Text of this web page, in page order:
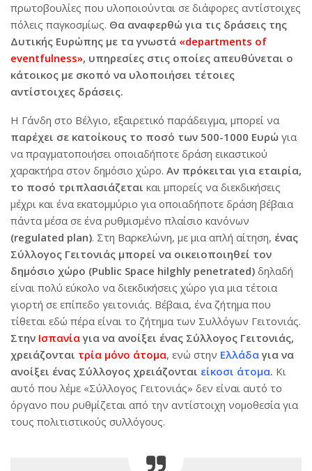
πρωτοβουλίες που υλοποιούνται σε διάφορες αντίστοιχες
πόλεις παγκοσμίως. Θα αναφερθώ για τις δράσεις της
Δυτικής Ευρώπης με τα γνωστά «departments of
eventfulness», υπηρεσίες στις οποίες απευθύνεται ο
κάτοικος με σκοπό να υλοποιήσει τέτοιες
αντίστοιχες δράσεις.
Η Γάνδη στο Βέλγιο, εξαιρετικό παράδειγμα, μπορεί να
παρέχει σε κατοίκους το ποσό των 500-1000 Ευρώ για
να πραγματοποιήσει οποιαδήποτε δράση εικαστικού
χαρακτήρα στον δημόσιο χώρο. Αν πρόκειται για εταιρία,
το ποσό τριπλασιάζεται και μπορείς να διεκδικήσεις
μέχρι και ένα εκατομμύριο για οποιαδήποτε δράση βέβαια
πάντα μέσα σε ένα ρυθμισμένο πλαίσιο κανόνων
(regulated plan). Στη Βαρκελώνη, με μια απλή αίτηση, ένας
Σύλλογος Γειτονιάς μπορεί να οικειοποιηθεί τον
δημόσιο χώρο (Public Space hilghly penetrated) δηλαδή
είναι πολύ εύκολο να διεκδικήσεις χώρο για μια τέτοια
γιορτή σε επίπεδο γειτονιάς. Βέβαια, ένα ζήτημα που
τίθεται εδώ πέρα είναι το ζήτημα των Συλλόγων Γειτονιάς.
Στην Ισπανίαγια να ανοίξει ένας Σύλλογος Γειτονιάς,
χρειάζονται τρία μόνο άτομα, ενώ στην Ελλάδαγια να
ανοίξει ένας Σύλλογος χρειάζονται είκοσι άτομα. Κι
αυτό που λέμε «Σύλλογος Γειτονιάς» δεν είναι αυτό το
όργανο που ρυθμίζεται από την αντίστοιχη νομοθεσία για
τους πολιτιστικούς συλλόγους.